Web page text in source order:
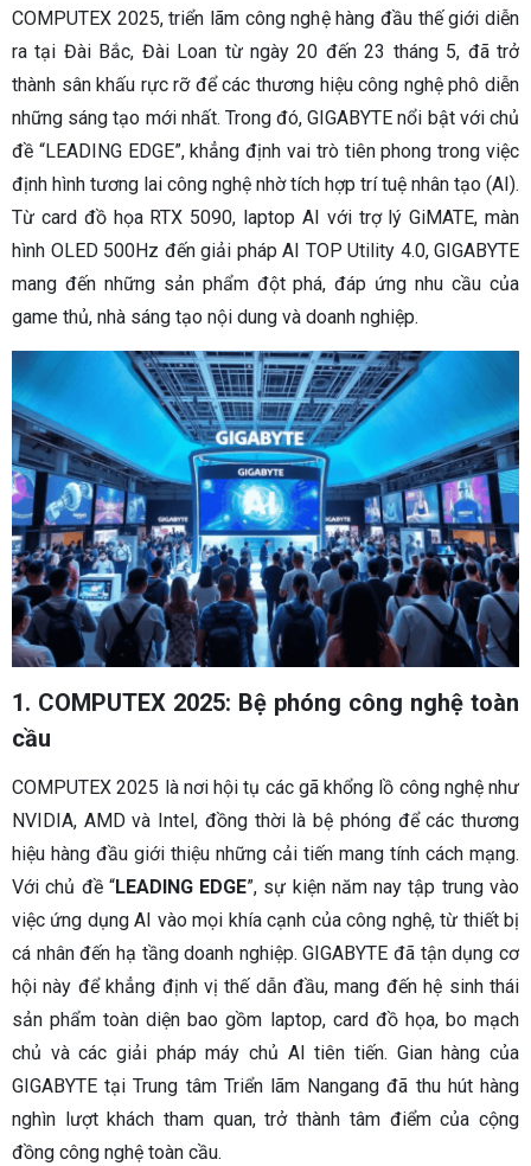
COMPUTEX 2025, triển lãm công nghệ hàng đầu thế giới diễn
ra tại Đài Bắc, Đài Loan từ ngày 20 đến 23 tháng 5, đã trở
thành sân khấu rực rỡ để các thương hiệu công nghệ phô diễn
những sáng tạo mới nhất. Trong đó, GIGABYTE nổi bật với chủ
đề “LEADING EDGE”, khẳng định vai trò tiên phong trong việc
định hình tương lai công nghệ nhờ tích hợp trí tuệ nhân tạo (AI).
Từ card đồ họa RTX 5090, laptop AI với trợ lý GiMATE, màn
hình OLED 500Hz đến giải pháp AI TOP Utility 4.0, GIGABYTE
mang đến những sản phẩm đột phá, đáp ứng nhu cầu của
game thủ, nhà sáng tạo nội dung và doanh nghiệp.
1. COMPUTEX 2025: Bệ phóng công nghệ toàn
cầu
COMPUTEX 2025 là nơi hội tụ các gã khổng lồ công nghệ như
NVIDIA, AMD và Intel, đồng thời là bệ phóng để các thương
hiệu hàng đầu giới thiệu những cải tiến mang tính cách mạng.
Với chủ đề “LEADING EDGE”, sự kiện năm nay tập trung vào
việc ứng dụng AI vào mọi khía cạnh của công nghệ, từ thiết bị
cá nhân đến hạ tầng doanh nghiệp. GIGABYTE đã tận dụng cơ
hội này để khẳng định vị thế dẫn đầu, mang đến hệ sinh thái
sản phẩm toàn diện bao gồm laptop, card đồ họa, bo mạch
chủ và các giải pháp máy chủ AI tiên tiến. Gian hàng của
GIGABYTE tại Trung tâm Triển lãm Nangang đã thu hút hàng
nghìn lượt khách tham quan, trở thành tâm điểm của cộng
đồng công nghệ toàn cầu.